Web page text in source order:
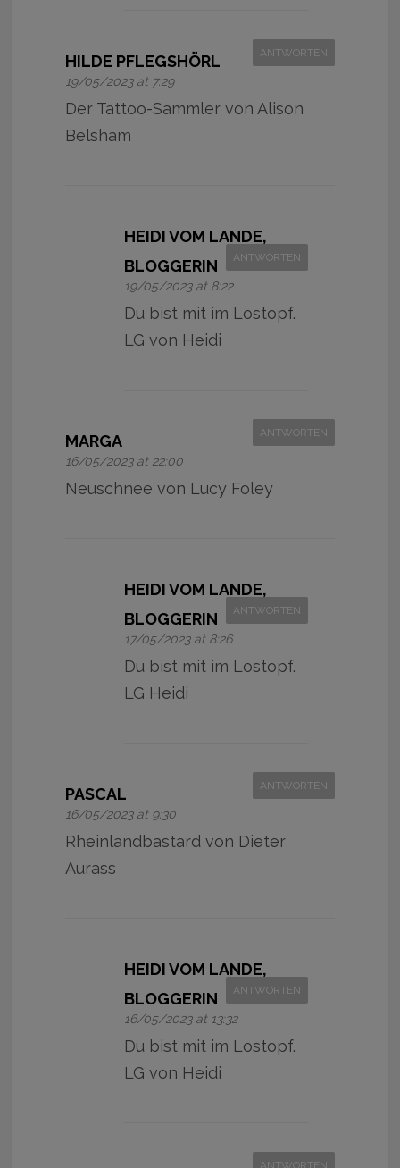
HILDE PFLEGSHÖRL
19/05/2023 at 7:29
ANTWORTEN
Der Tattoo-Sammler von Alison
Belsham
HEIDI VOM LANDE,
BLOGGERIN
19/05/2023 at 8:22
ANTWORTEN
Du bist mit im Lostopf.
LG von Heidi
MARGA
16/05/2023 at 22:00
ANTWORTEN
Neuschnee von Lucy Foley
HEIDI VOM LANDE,
BLOGGERIN
17/05/2023 at 8:26
ANTWORTEN
Du bist mit im Lostopf.
LG Heidi
PASCAL
16/05/2023 at 9:30
ANTWORTEN
Rheinlandbastard von Dieter
Aurass
HEIDI VOM LANDE,
BLOGGERIN
16/05/2023 at 13:32
ANTWORTEN
Du bist mit im Lostopf.
LG von Heidi